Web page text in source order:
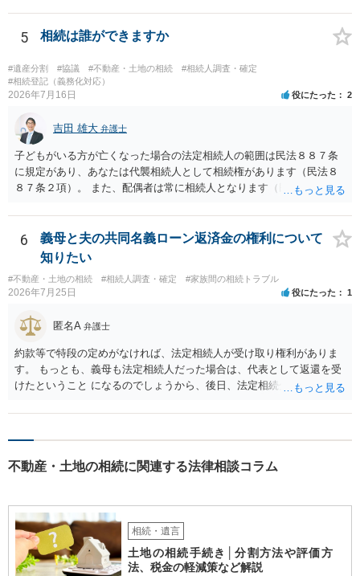
ますか。 →本人が自由に決められますので、どこが妥当とは言えない
です。客観的な基準もありません。 ・できれば穏やかに、分割を拒否
ないということでしょうか。遺言で、受取を指定されててもいらない
と拒否することはできます。理由を説明する必要はありません。
5 相続は誰ができますか
#遺産分割 #協議 #不動産・土地の相続
#相続人調査・確定
#相続登記（義務化対応）
2026年7月16日 役にたった 2
吉田 雄大 弁護士
子どもがいる方が亡くなった場合の法定相続人の範囲は民法８８７条
に規定があり、あなたは代襲相続人として相続権があります（民法８
８７条２項）。 また、配偶者は常に相続人となります（民法８９０
も相続権があります。つまり、孫５人に加えて「おじ又はおば」にも
相続権がある可能性があります。
6
義母と夫の共同名義ローン返済金の権利について
知りたい
#不動産・土地の相続 #相続人調査・確定 #家族間の相続トラブル
2026年7月25日 役にたった 1
匿名A 弁護士
約款等で特段の定めがなければ、法定相続人が受け取り権利がありま
す。 もっとも、義母も法定相続人だった場合は、代表として返還を受
けたということ になるのでしょうから、後日、法定相続分に基づいて
不動産・土地の相続に関連する法律相談コラム
相続・遺言
土地の相続手続き│分割方法や評価方
法、税金の軽減策など解説